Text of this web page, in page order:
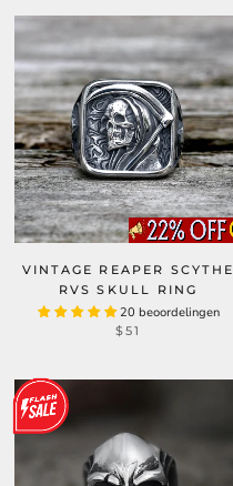
VINTAGE REAPER SCYTHE
RVS SKULL RING
20 beoordelingen
$51